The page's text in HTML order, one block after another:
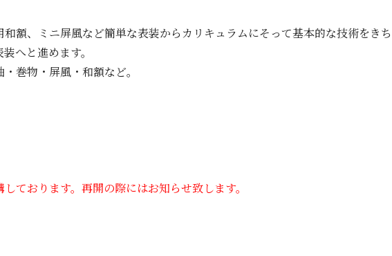
額、ミニ屏風など簡単な表装からカリキュラムにそって基本的な技術をきち
へと進めます。
巻物・屏風・和額など。
ております。再開の際にはお知らせ致します。